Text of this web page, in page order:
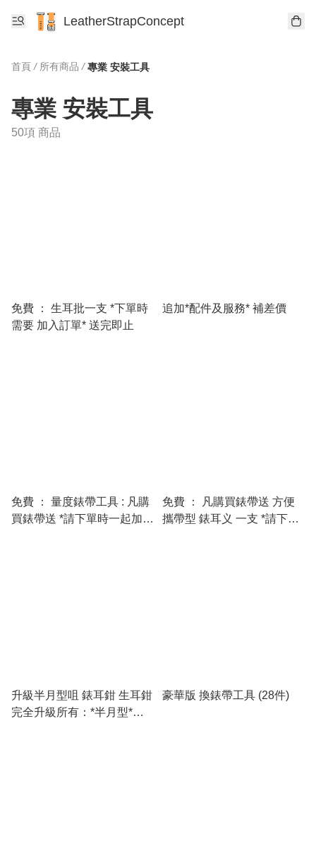
LeatherStrapConcept
首頁 / 所有商品 / 專業 安裝工具
專業 安裝工具
50項 商品
免費 ： 生耳批一支 *下單時
需要 加入訂單* 送完即止
追加*配件及服務* 補差價
免費 ： 量度錶帶工具 : 凡購
買錶帶送 *請下單時一起加入
免費 ： 凡購買錶帶送 方便
攜帶型 錶耳义 一支 *請下單
升級半月型咀 錶耳鉗 生耳鉗
完全升級所有：*半月型*🗡️
豪華版 換錶帶工具 (28件)